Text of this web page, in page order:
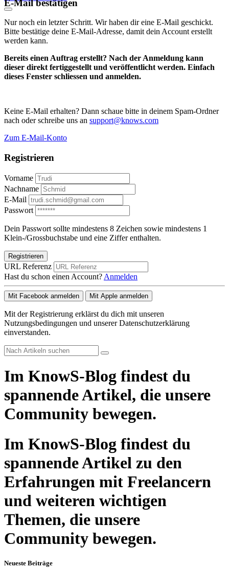
E-Mail bestätigen
Nur noch ein letzter Schritt. Wir haben dir eine E-Mail geschickt.
Bitte bestätige deine E-Mail-Adresse, damit dein Account erstellt
werden kann.
Bereits einen Auftrag erstellt? Nach der Anmeldung kann
dieser direkt fertiggestellt und veröffentlicht werden. Einfach
dieses Fenster schliessen und anmelden.
Keine E-Mail erhalten? Dann schaue bitte in deinem Spam-Ordner
nach oder schreibe uns an support@knows.com
Zum E-Mail-Konto
Registrieren
Vorname
Nachname
E-Mail
Passwort
Dein Passwort sollte mindestens 8 Zeichen sowie mindestens 1
Klein-/Grossbuchstabe und eine Ziffer enthalten.
Registrieren
URL Referenz
Hast du schon einen Account? Anmelden
Mit Facebook anmelden Mit Apple anmelden
Mit der Registrierung erklärst du dich mit unseren
Nutzungsbedingungen und unserer Datenschutzerklärung
einverstanden.
Im KnowS-Blog findest du
spannende Artikel, die unsere
Community bewegen.
Im KnowS-Blog findest du
spannende Artikel zu den
Erfahrungen mit Freelancern
und weiteren wichtigen
Themen, die unsere
Community bewegen.
Neueste Beiträge